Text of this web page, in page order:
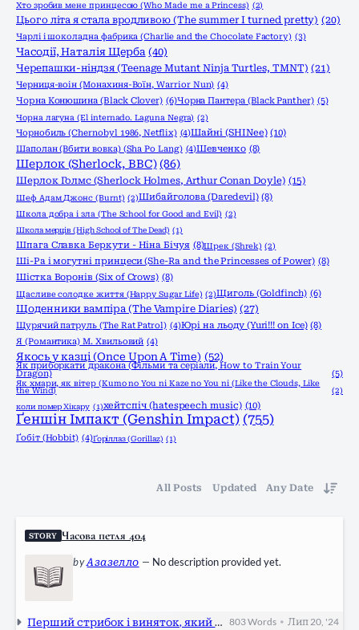
Хто зробив мене принцесою (Who Made me a Princess) (2)
Цього літа я стала вродливою (The summer I turned pretty) (20)
Чарлі і шоколадна фабрика (Charlie and the Chocolate Factory) (3)
Часодії, Наталія Щерба (40)
Черепашки-ніндзя (Teenage Mutant Ninja Turtles, TMNT) (21)
Черниця-воiн (Монахиня-Воïн, Warrior Nun) (4)
Чорна Конюшина (Black Clover) (6)Чорна Пантера (Black Panther) (5)
Чорна лагуна (El internado. Laguna Negra) (2)
Чорнобиль (Chernobyl 1986, Netflix) (4)Шайні (SHINee) (10)
Шаполан (Вбити вовка) (Sha Po Lang) (4)Шевченко (8)
Шерлок (Sherlock, ВВС) (86)
Шерлок Голмс (Sherlock Holmes, Arthur Conan Doyle) (15)
Шеф Адам Джонс (Burnt) (2)Шибайголова (Daredevil) (8)
Школа добра і зла (The School for Good and Evil) (2)
Школа мерців (High School of The Dead) (1)
Шпага Славка Беркути - Ніна Бічуя (8)Шрек (Shrek) (2)
Ші-Ра і могутні принцеси (She-Ra and the Princesses of Power) (8)
Шістка Воронів (Six of Crows) (8)
Щасливе солодке життя (Happy Sugar Life) (2)Щиголь (Goldfinch) (6)
Щоденники вампіра (The Vampire Diaries) (27)
Щурячий патруль (The Rat Patrol) (4)Юрі на льоду (Yuri!!! on Ice) (8)
Я (Романтика) М. Хвильовий (4)
Якось у казці (Once Upon A Time) (52)
Як приборкати дракона (Фільми та серіали, How to Train Your
Dragon) (5)
Як хмари, як вітер (Kumo no You ni Kaze no You ni (Like the Clouds, Like
the Wind)
(2)
коли помер Хікару (1)хейтспіч (hatespeech music) (10)
Ґеншін Імпакт (Genshin Impact) (755)
Ґобіт (Hobbit) (4)Ґоріллаз (Gorillaz) (1)
All Posts Updated Any Date
STORY Часова петля 404
byАзазелло — No description provided yet.
Перший стрибок і виняток, який ніколи не повториться 803Words •Лип 20, '24